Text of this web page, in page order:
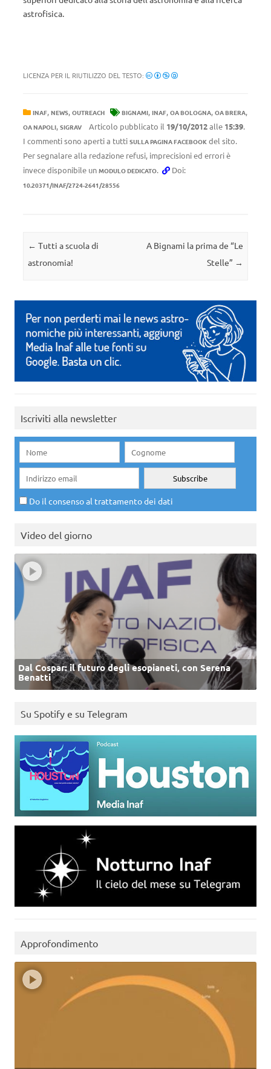
astrofisica.
LICENZA PER IL RIUTILIZZO DEL TESTO:
INAF, NEWS, OUTREACH BIGNAMI, INAF, OA BOLOGNA, OA BRERA,
OA NAPOLI, SIGRAV Articolo pubblicato il 19/10/2012alle 15:39.
I commenti sono aperti a tutti SULLA PAGINA FACEBOOK del sito.
Per segnalare alla redazione refusi, imprecisioni ed errori è
invece disponibile un MODULO DEDICATO. Doi:
10.20371/INAF/2724-2641/28556
Navigazione articolo
← Tutti a scuola di
astronomia!
A Bignami la prima de “Le
Stelle” →
Iscriviti alla newsletter
Do il consenso al trattamento dei dati
Video del giorno
Dal Cospar: il futuro degli esopianeti, con Serena
Benatti
Su Spotify e su Telegram
Approfondimento